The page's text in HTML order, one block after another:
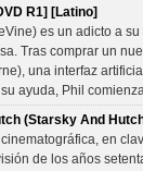
R1] [Latino]
es un adicto a
Tras comprar un
una interfaz
ayuda, Phil
(Starsky And
en
de los años